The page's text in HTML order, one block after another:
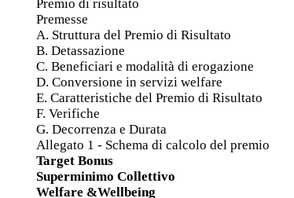
Premio di risultato
Premesse
A. Struttura del Premio di Risultato
B. Detassazione
C. Beneficiari e modalità di erogazione
D. Conversione in servizi welfare
E. Caratteristiche del Premio di Risultato
F. Verifiche
G. Decorrenza e Durata
Allegato 1 - Schema di calcolo del premio
Target Bonus
Superminimo Collettivo
Welfare &Wellbeing